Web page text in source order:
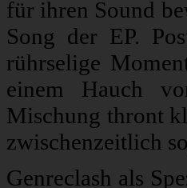
für ihren Sound
Song der EP.
rührselige
einem Hauch
Mischung thront
zwischenzeitlich
Genreclash als